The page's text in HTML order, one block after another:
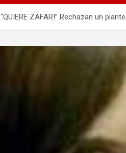
“QUIERE ZAFAR!” Rechazan un